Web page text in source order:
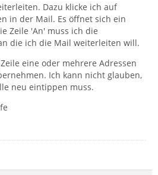
Dazu klicke ich auf
in der Mail. Es öffnet sich ein
Zeile 'An' muss ich die
die ich die Mail weiterleiten will.
eine oder mehrere Adressen
Ich kann nicht glauben,
neu eintippen muss.